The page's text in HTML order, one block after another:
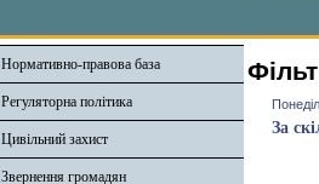
Нормативно-правова база
Регуляторна політика
Цивільний захист
Звернення громадян
За